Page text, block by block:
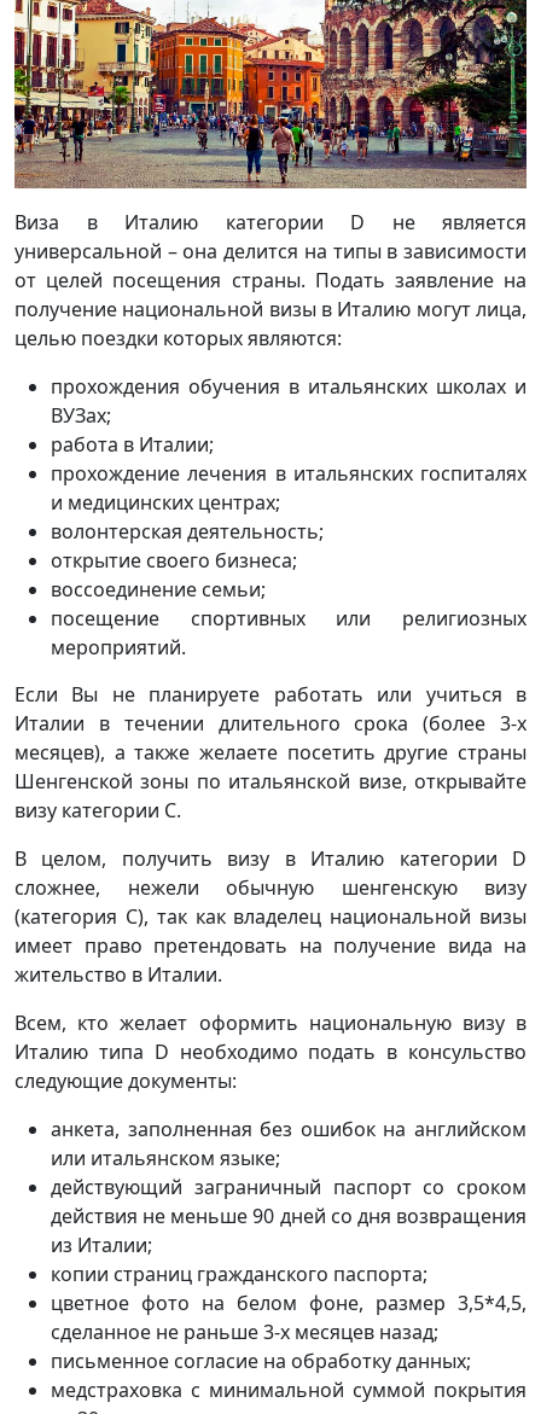
Виза в Италию категории D не является
универсальной – она делится на типы в зависимости
от целей посещения страны. Подать заявление на
получение национальной визы в Италию могут лица,
целью поездки которых являются:
прохождения обучения в итальянских школах и
ВУЗах;
работа в Италии;
прохождение лечения в итальянских госпиталях
и медицинских центрах;
волонтерская деятельность;
открытие своего бизнеса;
воссоединение семьи;
посещение спортивных или религиозных
мероприятий.
Если Вы не планируете работать или учиться в
Италии в течении длительного срока (более 3-х
месяцев), а также желаете посетить другие страны
Шенгенской зоны по итальянской визе, открывайте
визу категории С.
В целом, получить визу в Италию категории D
сложнее, нежели обычную шенгенскую визу
(категория С), так как владелец национальной визы
имеет право претендовать на получение вида на
жительство в Италии.
Всем, кто желает оформить национальную визу в
Италию типа D необходимо подать в консульство
следующие документы:
анкета, заполненная без ошибок на английском
или итальянском языке;
действующий заграничный паспорт со сроком
действия не меньше 90 дней со дня возвращения
из Италии;
копии страниц гражданского паспорта;
цветное фото на белом фоне, размер 3,5*4,5,
сделанное не раньше 3-х месяцев назад;
письменное согласие на обработку данных;
медстраховка с минимальной суммой покрытия